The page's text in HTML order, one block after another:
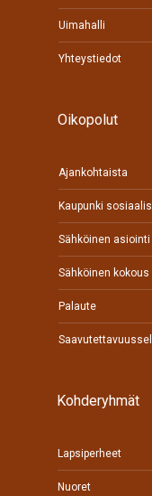
Uimahalli
Yhteystiedot
Oikopolut
Ajankohtaista
Kaupunki
Sähköinen
Sähköinen kokous
Palaute
Kohderyhmät
Lapsiperheet
Nuoret